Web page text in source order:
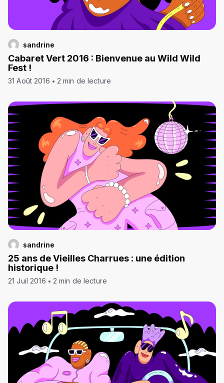
sandrine
Cabaret Vert 2016 : Bienvenue au Wild Wild
Fest !
31 Août 2016 2 min de lecture
sandrine
25 ans de Vieilles Charrues : une édition
historique !
21 Juil 2016 2 min de lecture